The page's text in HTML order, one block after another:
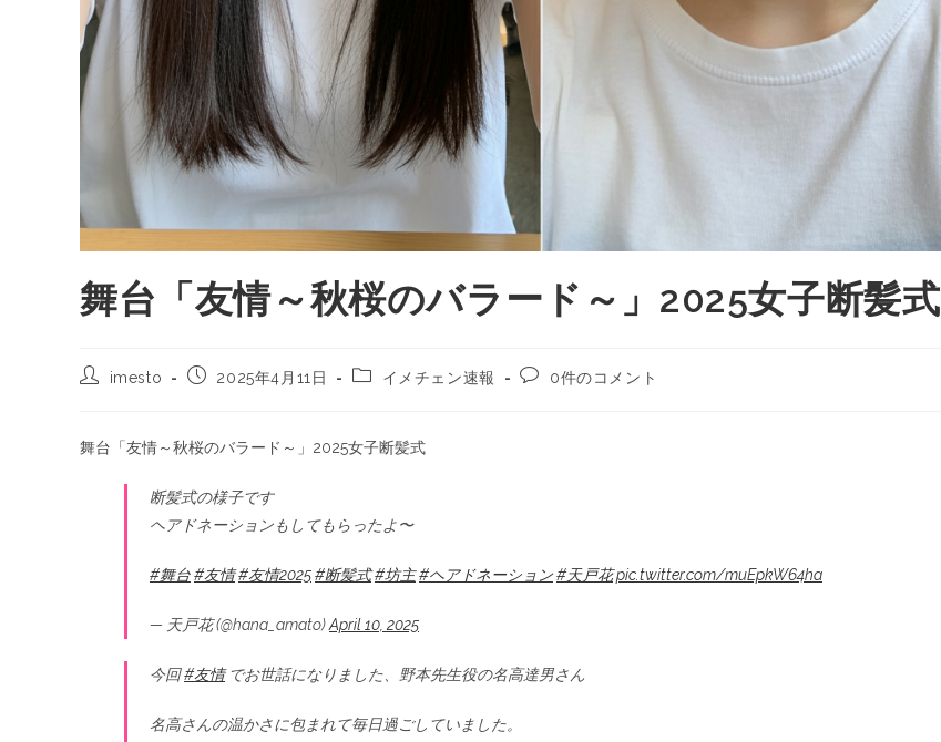
舞台「友情～秋桜のバラード～」2025女子断髪式
imesto 2025年4月11日 イメチェン速報 0件のコメント
舞台「友情～秋桜のバラード～」2025女子断髪式
断髪式の様子です
ヘアドネーションもしてもらったよ〜
#舞台#友情#友情2025#断髪式#坊主#ヘアドネーション#天戸花pic.twitter.com/muEpkW64ha
— 天戸花 (@hana_amato)April 10, 2025
今回#友情でお世話になりました、野本先生役の名高達男さん
名高さんの温かさに包まれて毎日過ごしていました。